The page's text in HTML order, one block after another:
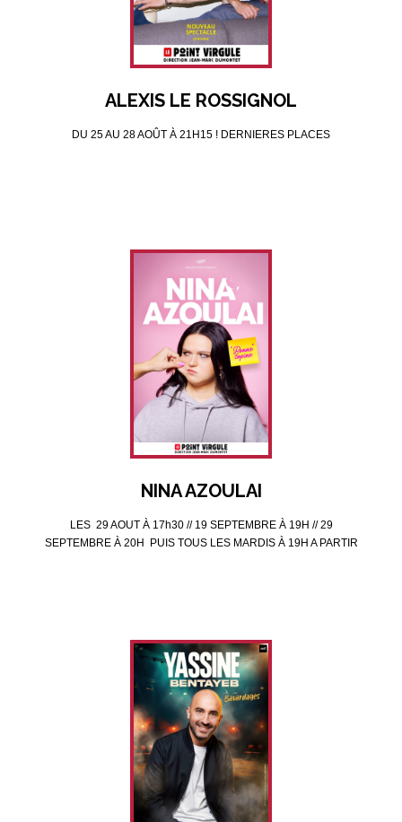
ALEXIS LE ROSSIGNOL
DU 25 AU 28 AOÛT À 21H15 ! DERNIERES PLACES
NINA AZOULAI
LES 29 AOUT À 17h30 // 19 SEPTEMBRE À 19H // 29
SEPTEMBRE À 20H PUIS TOUS LES MARDIS À 19H A PARTIR